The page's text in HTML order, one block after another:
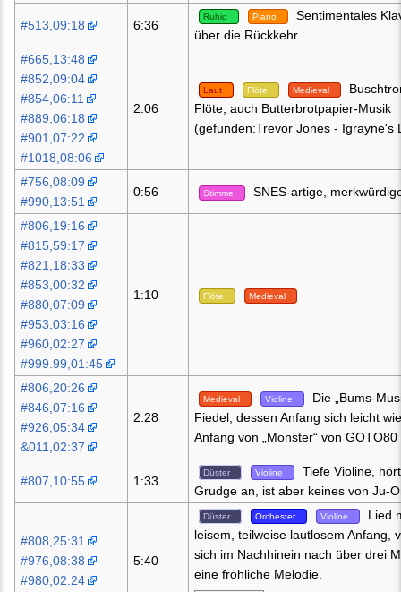
#513,09:18 6:36
Ruhig Piano
Sentimentales
über die Rückkehr
#665,13:48
#852,09:04
#854,06:11
#889,06:18
#901,07:22
#1018,08:06
2:06
Laut Flöte Medieval
Flöte, auch Butterbrotpapier-Musik
(gefunden:Trevor Jones - Igrayne's
#756,08:09
#990,13:51
0:56 Stimme SNES-artige,
#806,19:16
#815,59:17
#821,18:33
#853,00:32
#880,07:09
#953,03:16
#960,02:27
#999.99,01:45
1:10 Flöte Medieval
#806,20:26
#846,07:16
#926,05:34
&011,02:37
2:28
Medieval Violine
Die „Bums-
Fiedel, dessen Anfang sich leicht
Anfang von „Monster“ von
#807,10:55 1:33
Düster Violine
Tiefe Violine,
Grudge an, ist aber keines von Ju-
#808,25:31
#976,08:38
#980,02:24
5:40
Düster Orchester Violine
Lied
leisem, teilweise lautlosem Anfang,
sich im Nachhinein nach über drei
eine fröhliche Melodie.